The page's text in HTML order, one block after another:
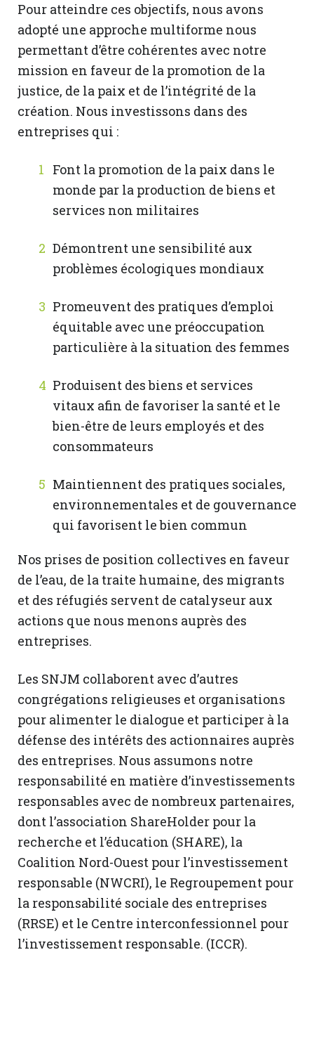
Pour atteindre ces objectifs, nous avons
adopté une approche multiforme nous
permettant d’être cohérentes avec notre
mission en faveur de la promotion de la
justice, de la paix et de l’intégrité de la
création. Nous investissons dans des
entreprises qui :
Font la promotion de la paix dans le
monde par la production de biens et
services non militaires
Démontrent une sensibilité aux
problèmes écologiques mondiaux
Promeuvent des pratiques d’emploi
équitable avec une préoccupation
particulière à la situation des femmes
Produisent des biens et services
vitaux afin de favoriser la santé et le
bien-être de leurs employés et des
consommateurs
Maintiennent des pratiques sociales,
environnementales et de gouvernance
qui favorisent le bien commun
Nos prises de position collectives en faveur
de l’eau, de la traite humaine, des migrants
et des réfugiés servent de catalyseur aux
actions que nous menons auprès des
entreprises.
Les SNJM collaborent avec d’autres
congrégations religieuses et organisations
pour alimenter le dialogue et participer à la
défense des intérêts des actionnaires auprès
des entreprises. Nous assumons notre
responsabilité en matière d’investissements
responsables avec de nombreux partenaires,
dont l’association ShareHolder pour la
recherche et l’éducation (SHARE), la
Coalition Nord-Ouest pour l’investissement
responsable (NWCRI), le Regroupement pour
la responsabilité sociale des entreprises
(RRSE) et le Centre interconfessionnel pour
l’investissement responsable. (ICCR).